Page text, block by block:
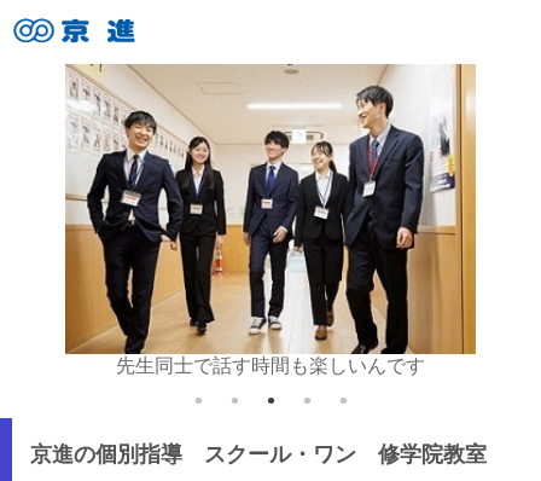
先生同士で話す時間も楽しいんです
京進の個別指導 スクール・ワン 修学院教室